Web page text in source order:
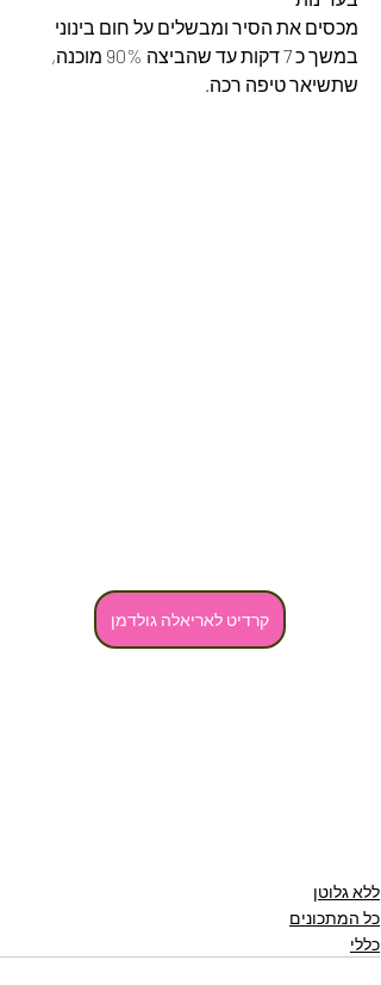
מכסים את הסיר ומבשלים על חום בינוני
במשך כ 7 דקות עד שהביצה 90% מוכנה,
שתשיאר טיפה רכה.
קרדיט לאריאלה גולדמן
ללא גלוטן
כל המתכונים
כללי